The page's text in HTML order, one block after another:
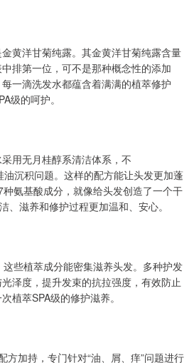
黄洋甘菊纯露。其金黄洋甘菊纯露含量
排第一位，可不是那种概念性的添加
一滴洗发水都蕴含着满满的植萃修护
级的呵护。
用无月桂醇系清洁体系，不
油沉积问题。这样的配方能让头发更加蓬
氨基酸成分，就像给头发创造了一个干
、滋养和修护过程更加温和、安心。
些植萃成分能密集滋养头发。多种护发
泽度，提升发束的抗拉强度，有效防止
植萃SPA级的修护滋养。
方加持，专门针对“油、屑、痒”问题进行